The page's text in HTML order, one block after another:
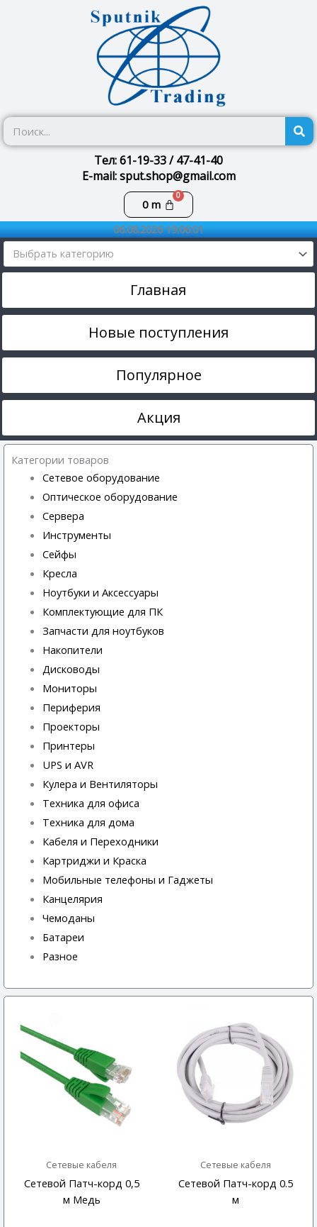
Тел: 61-19-33 / 47-41-40
E-mail: sput.shop@gmail.com
0m
Корзина
06.08.2026 19:06:02
Выбрать категорию
Главная
Новые поступления
Популярное
Акция
Категории товаров
Сетевое оборудование
Оптическое оборудование
Сервера
Инструменты
Сейфы
Кресла
Ноутбуки и Аксессуары
Комплектующие для ПК
Запчасти для ноутбуков
Накопители
Дисководы
Мониторы
Периферия
Проекторы
Принтеры
UPS и AVR
Кулера и Вентиляторы
Техника для офиса
Техника для дома
Кабеля и Переходники
Картриджи и Краска
Мобильные телефоны и Гаджеты
Канцелярия
Чемоданы
Батареи
Разное
Сетевые кабеля
Сетевой Патч-корд 0,5
м Медь
Сетевые кабеля
Сетевой Патч-корд 0.5
м